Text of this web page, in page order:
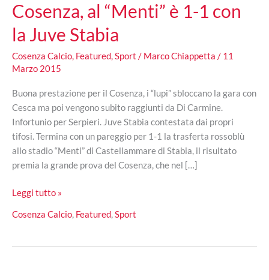
Cosenza, al “Menti” è 1-1 con
la Juve Stabia
Cosenza Calcio, Featured,Sport / Marco Chiappetta / 11
Marzo 2015
Buona prestazione per il Cosenza, i “lupi” sbloccano la gara con
Cesca ma poi vengono subito raggiunti da Di Carmine.
Infortunio per Serpieri. Juve Stabia contestata dai propri
tifosi. Termina con un pareggio per 1-1 la trasferta rossoblù
allo stadio “Menti” di Castellammare di Stabia, il risultato
premia la grande prova del Cosenza, che nel […]
Prezioso
per
Cosenza,
Leggi tutto »
Cosenza Calcio, Featured,Sport